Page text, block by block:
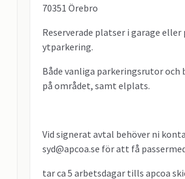
70351 Örebro
Reserverade platser i garage eller
ytparkering.
Både vanliga parkeringsrutor och
på området, samt elplats.
Vid signerat avtal behöver ni
syd@apcoa.se för att få
tar ca 5 arbetsdagar tills apcoa